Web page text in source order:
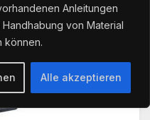
Anleitungen
von Material
können.
Alle akzeptieren